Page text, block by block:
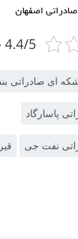
اصفهان
4.4/5 - (205 امتیاز)
ای صادراتی
پاسارگاد
نفت جی